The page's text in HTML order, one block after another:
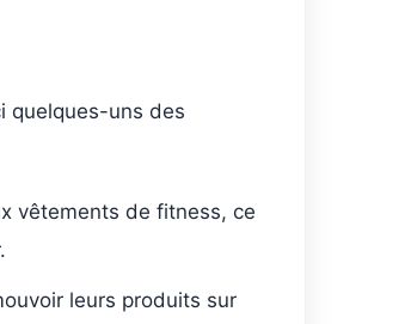
quelques-uns des
vêtements de fitness, ce
leurs produits sur